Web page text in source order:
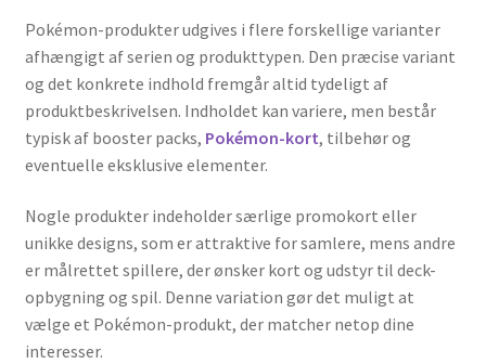
Pokémon-produkter udgives i flere forskellige varianter
afhængigt af serien og produkttypen. Den præcise variant
og det konkrete indhold fremgår altid tydeligt af
produktbeskrivelsen. Indholdet kan variere, men består
typisk af booster packs, Pokémon-kort, tilbehør og
eventuelle eksklusive elementer.
Nogle produkter indeholder særlige promokort eller
unikke designs, som er attraktive for samlere, mens andre
er målrettet spillere, der ønsker kort og udstyr til deck-
opbygning og spil. Denne variation gør det muligt at
vælge et Pokémon-produkt, der matcher netop dine
interesser.